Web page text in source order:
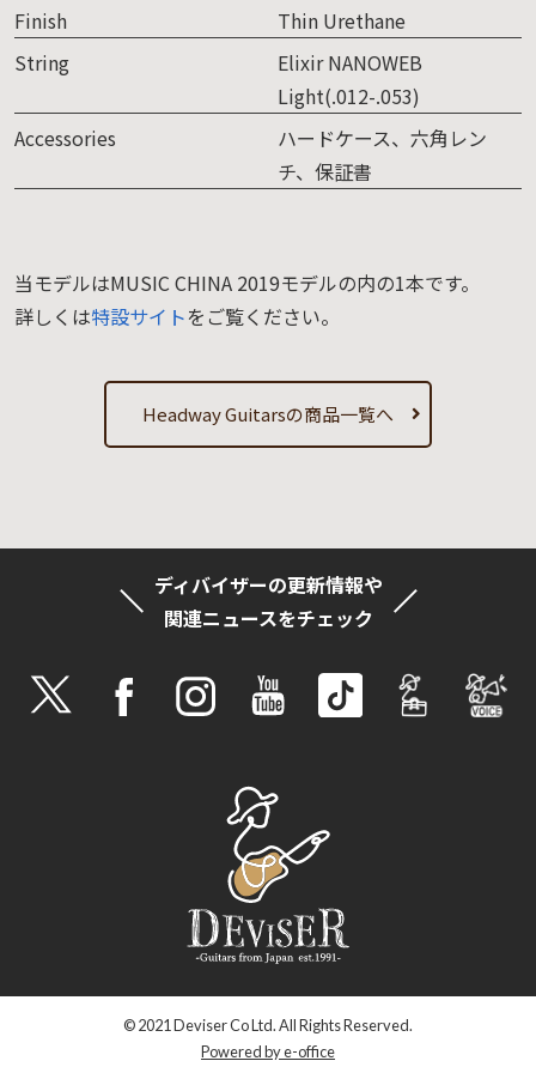
Finish
Thin Urethane
String
Elixir NANOWEB
Light(.012-.053)
Accessories
ハードケース、六角レン
チ、保証書
当モデルはMUSIC CHINA 2019モデルの内の1本です。
詳しくは特設サイトをご覧ください。
Headway Guitarsの商品一覧へ
ディバイザーの更新情報や
関連ニュースをチェック
© 2021 Deviser Co Ltd. All Rights Reserved.
Powered by e-office